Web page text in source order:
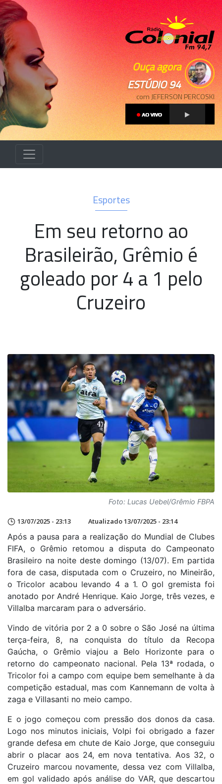
Ouça agora
ESTÚDIO 94
com JEFERSON PERCOSKI
Esportes
Em seu retorno ao
Brasileirão, Grêmio é
goleado por 4 a 1 pelo
Cruzeiro
Foto: Lucas Uebel/Grêmio FBPA
13/07/2025 - 23:13 Atualizado 13/07/2025 - 23:14
Após a pausa para a realização do Mundial de Clubes
FIFA, o Grêmio retomou a disputa do Campeonato
Brasileiro na noite deste domingo (13/07). Em partida
fora de casa, disputada com o Cruzeiro, no Mineirão,
o Tricolor acabou levando 4 a 1. O gol gremista foi
anotado por André Henrique. Kaio Jorge, três vezes, e
Villalba marcaram para o adversário.
Vindo de vitória por 2 a 0 sobre o São José na última
terça-feira, 8, na conquista do título da Recopa
Gaúcha, o Grêmio viajou a Belo Horizonte para o
retorno do campeonato nacional. Pela 13ª rodada, o
Tricolor foi a campo com equipe bem semelhante à da
competição estadual, mas com Kannemann de volta à
zaga e Villasanti no meio campo.
E o jogo começou com pressão dos donos da casa.
Logo nos minutos iniciais, Volpi foi obrigado a fazer
grande defesa em chute de Kaio Jorge, que conseguiu
abrir o placar aos 24, em nova tentativa. Aos 32, o
Cruzeiro marcou novamente, dessa vez com Villalba,
em gol validado após análise do VAR, que descartou